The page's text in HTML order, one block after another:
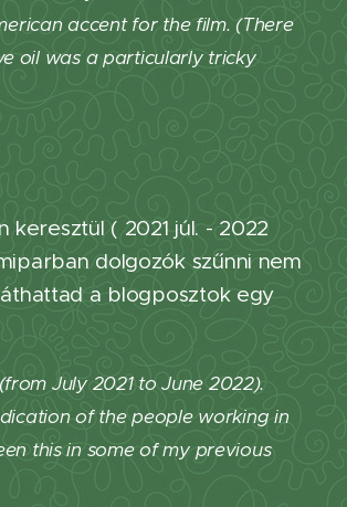
accent for the film. (There
oil was a particularly tricky
( 2021 júl. - 2022
dolgozók szűnni nem
a blogposztok egy
July 2021 to June 2022).
of the people working in
this in some of my previous